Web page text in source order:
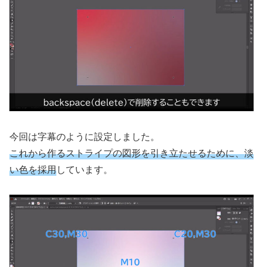
今回は字幕のように設定しました。
これから作るストライプの図形を引き立たせるために、淡
い色を採用しています。